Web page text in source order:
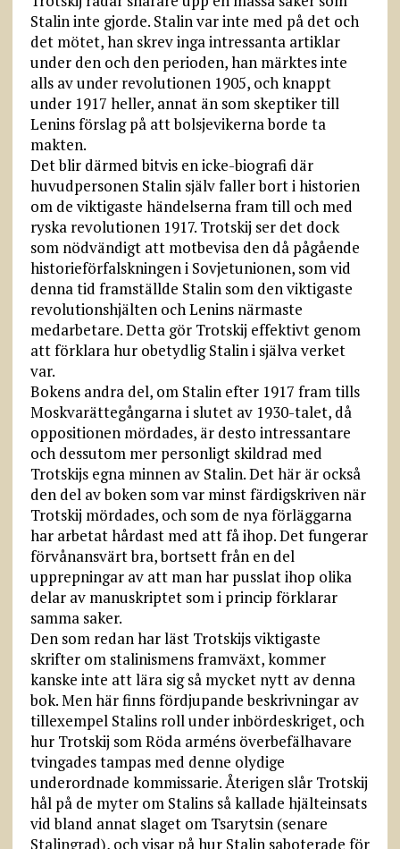
Stalin inte gjorde. Stalin var inte med på det och
det mötet, han skrev inga intressanta artiklar
under den och den perioden, han märktes inte
alls av under revolutionen 1905, och knappt
under 1917 heller, annat än som skeptiker till
Lenins förslag på att bolsjevikerna borde ta
makten.
Det blir därmed bitvis en icke-biografi där
huvudpersonen Stalin själv faller bort i historien
om de viktigaste händelserna fram till och med
ryska revolutionen 1917. Trotskij ser det dock
som nödvändigt att motbevisa den då pågående
historieförfalsk­ningen i Sovjetunionen, som vid
denna tid framställde Stalin som den viktigaste
revolutions­hjälten och Lenins närmaste
medarbetare. Detta gör Trotskij effektivt genom
att förklara hur obetydlig Stalin i själva verket
var.
Bokens andra del, om Stalin efter 1917 fram tills
Moskvarättegångarna i slutet av 1930-talet, då
oppositionen mördades, är desto intressantare
och dessutom mer personligt skildrad med
Trotskijs egna minnen av Stalin. Det här är också
den del av boken som var minst färdigskriven när
Trotskij mördades, och som de nya förläggarna
har arbetat hårdast med att få ihop. Det fungerar
förvånansvärt bra, bortsett från en del
upprepning­ar av att man har pusslat ihop olika
delar av manuskriptet som i princip förklarar
samma saker.
Den som redan har läst Trotskijs viktigaste
skrifter om stalinismens framväxt, kommer
kanske inte att lära sig så mycket nytt av denna
bok. Men här finns fördjupande beskrivningar av
tillexempel Stalins roll under inbördes­kriget, och
hur Trotskij som Röda arméns överbefälhavare
tvingades tampas med denne olydige
underordnade kommissarie. Återigen slår Trotskij
hål på de myter om Stalins så kallade hjälteinsats
vid bland annat slaget om Tsarytsin (senare
Stalingrad), och visar på hur Stalin saboterade för